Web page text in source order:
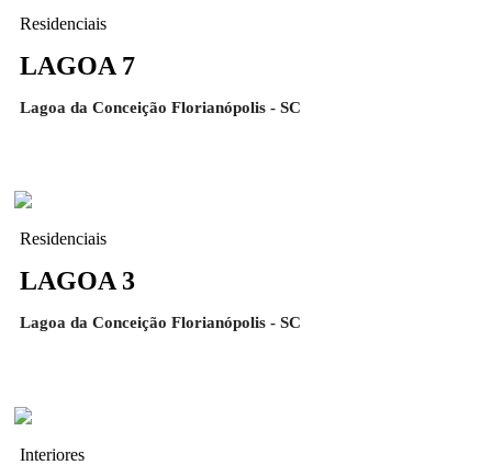
Residenciais
LAGOA 7
Lagoa da Conceição Florianópolis - SC
Residenciais
LAGOA 3
Lagoa da Conceição Florianópolis - SC
Interiores